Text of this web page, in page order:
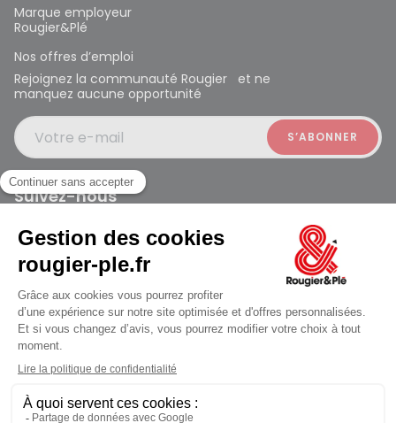
jusqu'au Samedi à 10:00
Marque employeur
Rougier&Plé
Nos offres d’emploi
Rejoignez la communauté Rougier et ne
manquez aucune opportunité
Votre e-mail
Suivez-nous
Rougier et Plé 2024 Copyright
Mentions légales
Conditions générales des ventes